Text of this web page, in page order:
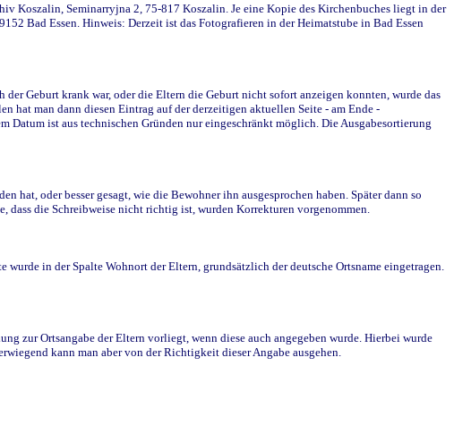
Koszalin, Seminarryjna 2, 75-817 Koszalin. Je eine Kopie des Kirchenbuches liegt in der
Bad Essen. Hinweis: Derzeit ist das Fotografieren in der Heimatstube in Bad Essen
Geburt krank war, oder die Eltern die Geburt nicht sofort anzeigen konnten, wurde das
hat man dann diesen Eintrag auf der derzeitigen aktuellen Seite - am Ende -
ist aus technischen Gründen nur eingeschränkt möglich. Die Ausgabesortierung
oder besser gesagt, wie die Bewohner ihn ausgesprochen haben. Später dann so
die Schreibweise nicht richtig ist, wurden Korrekturen vorgenommen.
in der Spalte Wohnort der Eltern, grundsätzlich der deutsche Ortsname eingetragen.
zur Ortsangabe der Eltern vorliegt, wenn diese auch angegeben wurde. Hierbei wurde
kann man aber von der Richtigkeit dieser Angabe ausgehen.